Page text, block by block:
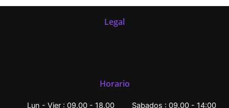
Legal
Horario
Lun - Vier : 09.00 - 18.00 Sabados : 09.00 - 14:00